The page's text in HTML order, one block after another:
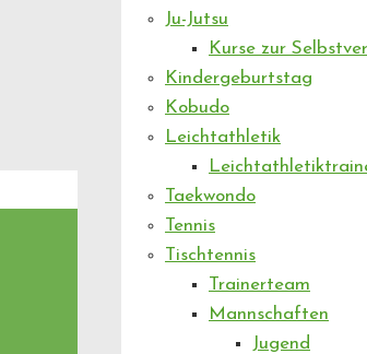
Ju-Jutsu
Kurse zur
Kindergeburtstag
Kobudo
Leichtathletik
Taekwondo
Tennis
Tischtennis
Trainerteam
Mannschaften
Jugend